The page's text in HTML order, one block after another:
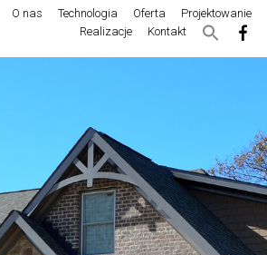
O nas Technologia Oferta
Projektowanie
Realizacje
Kontakt